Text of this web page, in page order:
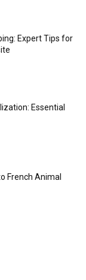
Expert Tips for
Essential
French Animal